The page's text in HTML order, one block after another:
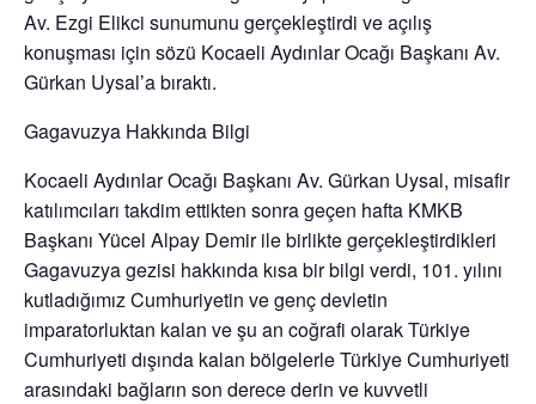
Av. Ezgi Elikci sunumunu gerçekleştirdi ve açılış
konuşması için sözü Kocaeli Aydınlar Ocağı Başkanı Av.
Gürkan Uysal’a bıraktı.
Gagavuzya Hakkında Bilgi
Kocaeli Aydınlar Ocağı Başkanı Av. Gürkan Uysal, misafir
katılımcıları takdim ettikten sonra geçen hafta KMKB
Başkanı Yücel Alpay Demir ile birlikte gerçekleştirdikleri
Gagavuzya gezisi hakkında kısa bir bilgi verdi, 101. yılını
kutladığımız Cumhuriyetin ve genç devletin
imparatorluktan kalan ve şu an coğrafi olarak Türkiye
Cumhuriyeti dışında kalan bölgelerle Türkiye Cumhuriyeti
arasındaki bağların son derece derin ve kuvvetli